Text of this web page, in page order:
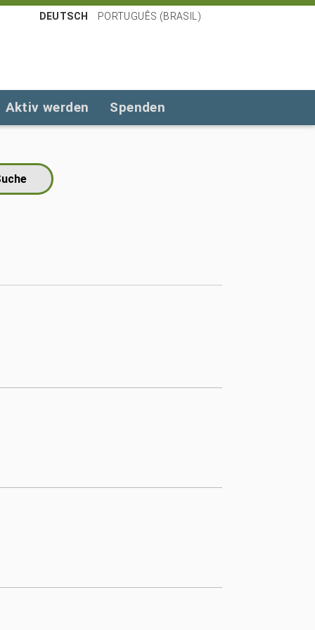
DEUTSCH PORTUGUÊS (BRASIL)
Aktiv werden Spenden